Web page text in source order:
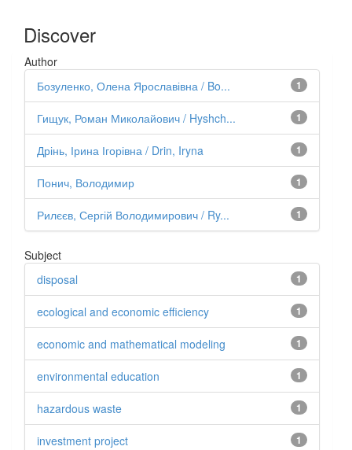
Discover
Author
1
Бозуленко, Олена Ярославівна / Bo...
1
Гищук, Роман Миколайович / Hyshch...
1
Дрінь, Ірина Ігорівна / Drin, Iryna
1
Понич, Володимир
1
Рилєєв, Сергій Володимирович / Ry...
Subject
1
disposal
1
ecological and economic efficiency
1
economic and mathematical modeling
1
environmental education
1
hazardous waste
1
investment project